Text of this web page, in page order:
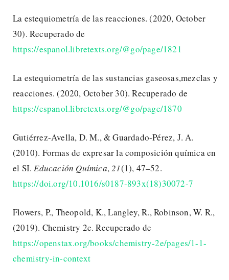
La estequiometría de las reacciones. (2020, October
30). Recuperado de
https://espanol.libretexts.org/@go/page/1821
La estequiometría de las sustancias gaseosas,mezclas y
reacciones. (2020, October 30). Recuperado de
https://espanol.libretexts.org/@go/page/1870
Gutiérrez-Avella, D. M., & Guardado-Pérez, J. A.
(2010). Formas de expresar la composición química en
el SI.Educación Química,21(1), 47–52.
https://doi.org/10.1016/s0187-893x(18)30072-7
Flowers, P., Theopold, K., Langley, R., Robinson, W. R.,
(2019). Chemistry 2e. Recuperado de
https://openstax.org/books/chemistry-2e/pages/1-1-
chemistry-in-context